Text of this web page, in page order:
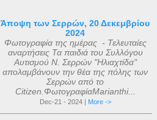
Άποψη των Σερρών, 20 Δεκεμβρίου
2024
Φωτογραφία της ημέρας - Τελευταίες
αναρτήσεις Τα παιδιά του Συλλόγου
Αυτισμού Ν. Σερρών "Ηλιαχτίδα"
απολαμβάνουν την θέα της πόλης των
Σερρών από το
Citizen.ΦωτογραφίαMarianthi...
Dec-21 - 2024 | More ->